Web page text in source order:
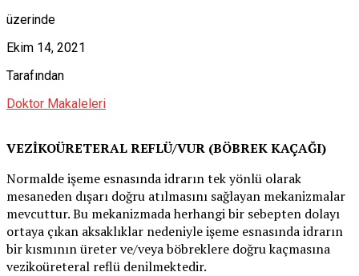
üzerinde
Ekim 14, 2021
Tarafından
Doktor Makaleleri
VEZİKOÜRETERAL REFLÜ/VUR (BÖBREK KAÇAĞI)
Normalde işeme esnasında idrarın tek yönlü olarak
mesaneden dışarı doğru atılmasını sağlayan mekanizmalar
mevcuttur. Bu mekanizmada herhangi bir sebepten dolayı
ortaya çıkan aksaklıklar nedeniyle işeme esnasında idrarın
bir kısmının üreter ve/veya böbreklere doğru kaçmasına
vezikoüreteral reflü denilmektedir.